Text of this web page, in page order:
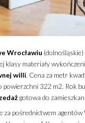
Wrocławiu
klasy materiały
willi. Cena za metr
powierzchni 322 m2. Rok
gotowa do
za pośrednictwem agentów